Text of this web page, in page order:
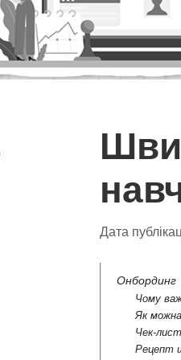
Дата
Онбординг
Чому
Як
Чек-лист
Рецепт